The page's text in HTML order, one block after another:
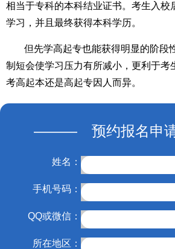
相当于专科的本科结业证书。考生入校
学习，并且最终获得本科学历。
但先学高起专也能获得明显的阶段
制短会使学习压力有所减小，更利于考
考高起本还是高起专因人而异。
——— 预约报名
姓名：
手机号码：
QQ或微信：
所在地区：